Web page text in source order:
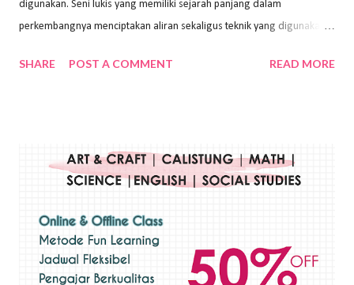
digunakan. Seni lukis yang memiliki sejarah panjang dalam
perkembangnya menciptakan aliran sekaligus teknik yang digunakan.
Wayan Kun Adnyana, teknik yang berbeda tentunya akan
menggunakan bahan dasar cat air, cat akrilik, atau cat minyak dengan
sapuan warna cat yang tebal. Dengan memberikan sapuan warna
pelukis untuk menghasilkan lukisan yang mempesona dan tentunya
bernilai tinggi. Ciri teknik plakat Ciri-ciri teknik plakat, yaitu: Sapuan
warna yang kental dan tebal. Hasil lukisan menutupi seluruh bagian
SHARE POST A COMMENT READ MORE